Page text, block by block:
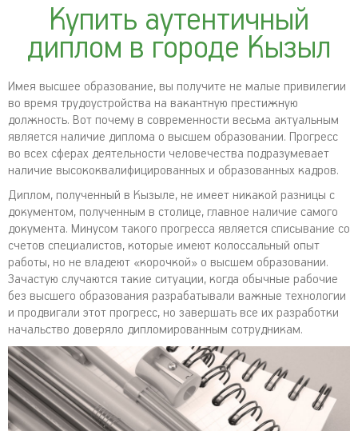
Купить аутентичный
диплом в городе Кызыл
Имея высшее образование, вы получите не малые привилегии
во время трудоустройства на вакантную престижную
должность. Вот почему в современности весьма актуальным
является наличие диплома о высшем образовании. Прогресс
во всех сферах деятельности человечества подразумевает
наличие высококвалифицированных и образованных кадров.
Диплом, полученный в Кызыле, не имеет никакой разницы с
документом, полученным в столице, главное наличие самого
документа. Минусом такого прогресса является списывание со
счетов специалистов, которые имеют колоссальный опыт
работы, но не владеют «корочкой» о высшем образовании.
Зачастую случаются такие ситуации, когда обычные рабочие
без высшего образования разрабатывали важные технологии
и продвигали этот прогресс, но завершать все их разработки
начальство доверяло дипломированным сотрудникам.